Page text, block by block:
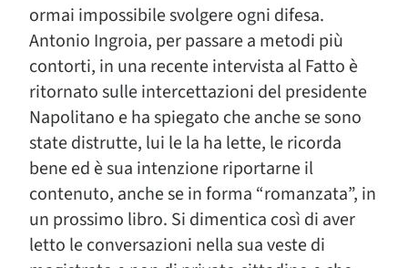
ormai impossibile svolgere ogni difesa.
Antonio Ingroia, per passare a metodi più
contorti, in una recente intervista al Fatto è
ritornato sulle intercettazioni del presidente
Napolitano e ha spiegato che anche se sono
state distrutte, lui le la ha lette, le ricorda
bene ed è sua intenzione riportarne il
contenuto, anche se in forma “romanzata”, in
un prossimo libro. Si dimentica così di aver
letto le conversazioni nella sua veste di